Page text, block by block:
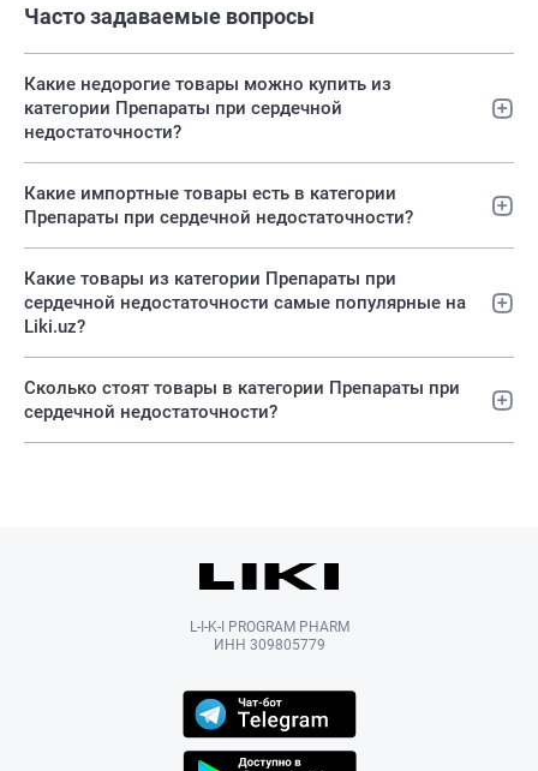
Часто задаваемые вопросы
Какие недорогие товары можно купить из
категории Препараты при сердечной
недостаточности?
Какие импортные товары есть в категории
Препараты при сердечной недостаточности?
Какие товары из категории Препараты при
сердечной недостаточности самые популярные на
Liki.uz?
Сколько стоят товары в категории Препараты при
сердечной недостаточности?
L-I-K-I PROGRAM PHARM
ИНН 309805779